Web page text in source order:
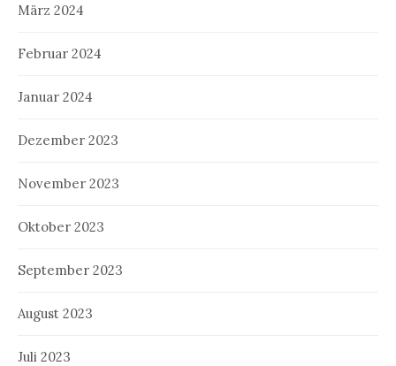
März 2024
Februar 2024
Januar 2024
Dezember 2023
November 2023
Oktober 2023
September 2023
August 2023
Juli 2023